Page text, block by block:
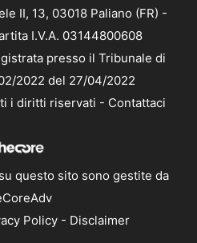
II, 13, 03018 Paliano (FR) -
I.V.A. 03144800608
presso il Tribunale di
2022 del 27/04/2022
i diritti riservati - Contattaci
questo sito sono gestite da
Policy- Disclaimer